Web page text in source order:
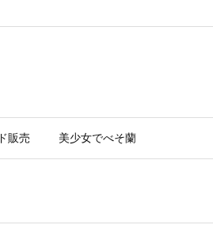
販売 美少女でべそ蘭